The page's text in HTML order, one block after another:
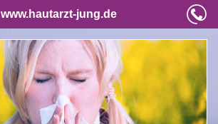
www.hautarzt-jung.de